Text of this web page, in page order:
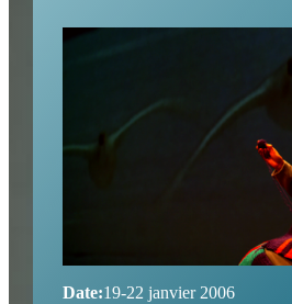
Date:19-22 janvier 2006